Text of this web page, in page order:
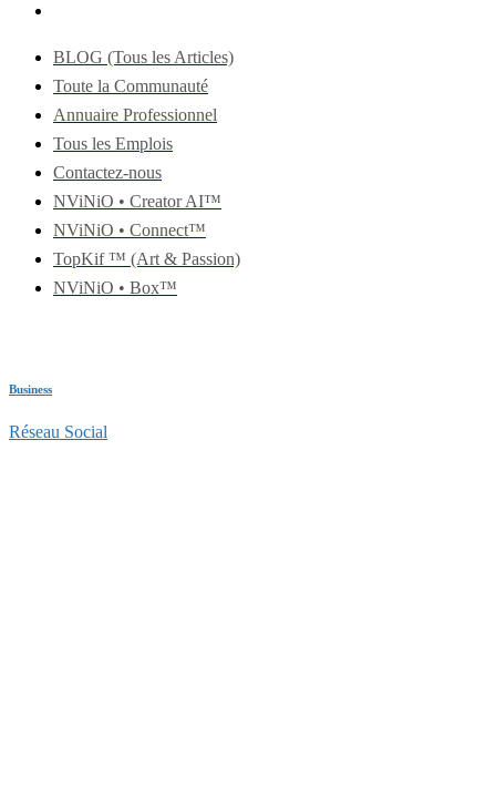
BLOG (Tous les Articles)
Toute la Communauté
Annuaire Professionnel
Tous les Emplois
Contactez-nous
NViNiO • Creator AI™
NViNiO • Connect™
TopKif ™ (Art & Passion)
NViNiO • Box™
Business
Réseau Social